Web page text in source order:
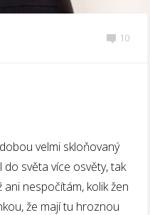
10
velmi skloňovaný
světa více osvěty, tak
ani nespočítám, kolik žen
že mají tu hroznou